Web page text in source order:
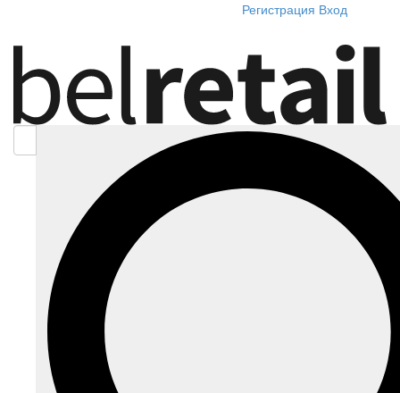
Регистрация Вход